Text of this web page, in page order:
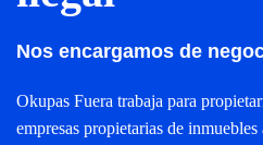
Nos encargamos de
Okupas Fuera trabaja para
empresas propietarias de